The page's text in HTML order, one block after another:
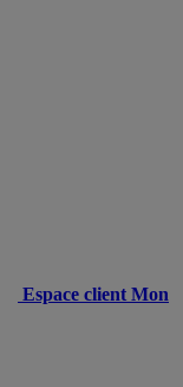
Espace client Mon